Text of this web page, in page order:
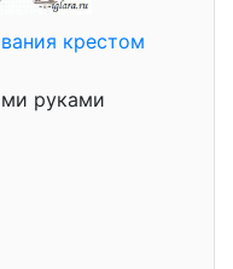
крестом
руками